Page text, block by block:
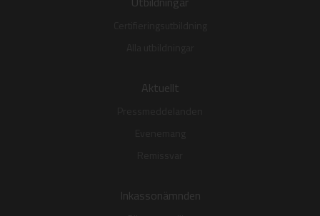
Aktuellt
Inkassonämnden